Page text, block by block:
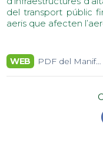
del transport públic
aeris que afecten
WEB PDF del Manifest